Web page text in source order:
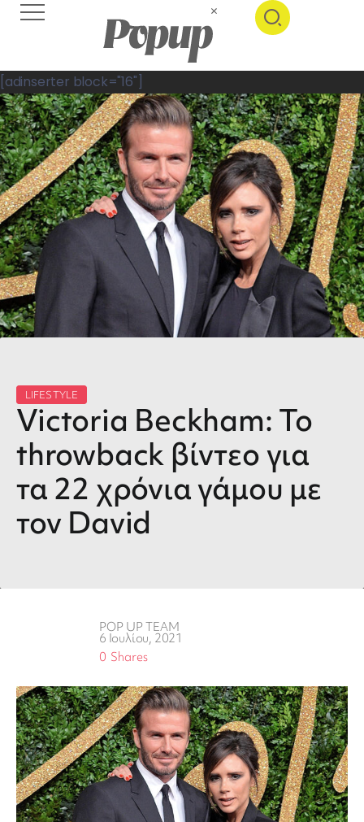
[adinserter block="16"]
LIFESTYLE
Victoria Beckham: Το
throwback βίντεο για
τα 22 χρόνια γάμου με
τον David
POP UP TEAM
6 Ιουλίου, 2021
Shares
0